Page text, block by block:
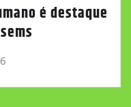
é destaque